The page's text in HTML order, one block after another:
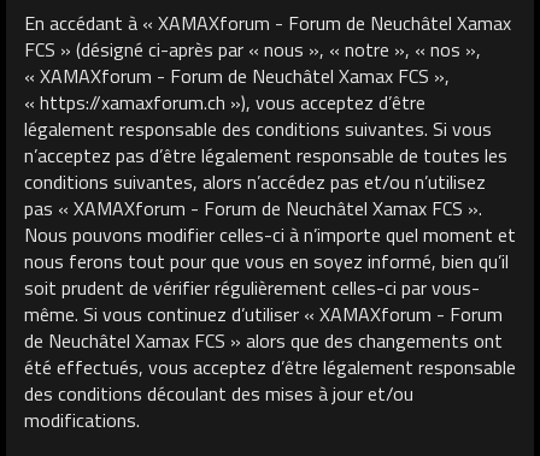
En accédant à « XAMAXforum - Forum de Neuchâtel Xamax
FCS » (désigné ci-après par « nous », « notre », « nos »,
« XAMAXforum - Forum de Neuchâtel Xamax FCS »,
« https://xamaxforum.ch »), vous acceptez d’être
légalement responsable des conditions suivantes. Si vous
n’acceptez pas d’être légalement responsable de toutes les
conditions suivantes, alors n’accédez pas et/ou n’utilisez
pas « XAMAXforum - Forum de Neuchâtel Xamax FCS ».
Nous pouvons modifier celles-ci à n’importe quel moment et
nous ferons tout pour que vous en soyez informé, bien qu’il
soit prudent de vérifier régulièrement celles-ci par vous-
même. Si vous continuez d’utiliser « XAMAXforum - Forum
de Neuchâtel Xamax FCS » alors que des changements ont
été effectués, vous acceptez d’être légalement responsable
des conditions découlant des mises à jour et/ou
modifications.